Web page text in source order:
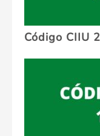
Código CIIU